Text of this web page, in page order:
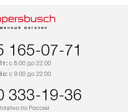
165-07-71
с 8:00 до 22:00
с 9:00 до 22:00
333-19-36
по России